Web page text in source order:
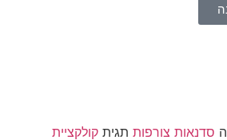
סדנאות צורפות תגית קולקציית